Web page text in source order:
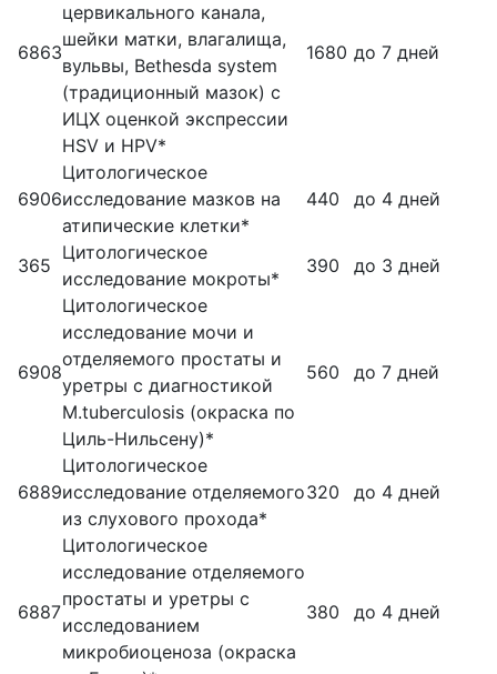
6863
цервикального канала,
шейки матки, влагалища,
вульвы, Bethesda system
(традиционный мазок) с
ИЦХ оценкой экспрессии
HSV и HPV*
1680 до 7 дней
6906
Цитологическое
исследование мазков на
атипические клетки*
440 до 4 дней
365
Цитологическое
исследование мокроты*
390 до 3 дней
6908
Цитологическое
исследование мочи и
отделяемого простаты и
уретры с диагностикой
M.tuberculоsis (окраска по
Циль-Нильсену)*
560 до 7 дней
6889
Цитологическое
исследование отделяемого
из слухового прохода*
320 до 4 дней
6887
Цитологическое
исследование отделяемого
простаты и уретры с
исследованием
микробиоценоза (окраска
380 до 4 дней